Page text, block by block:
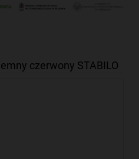
czerwony STABILO